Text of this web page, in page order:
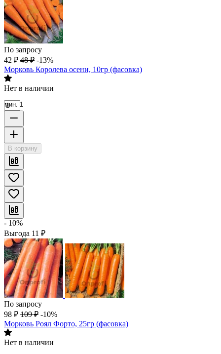
По запросу
42 ₽ 48 ₽ -13%
Морковь Королева осени, 10гр (фасовка)
Нет в наличии
мин. 1
В корзину
- 10%
Выгода 11 ₽
По запросу
98 ₽ 109 ₽ -10%
Морковь Роял Форто, 25гр (фасовка)
Нет в наличии